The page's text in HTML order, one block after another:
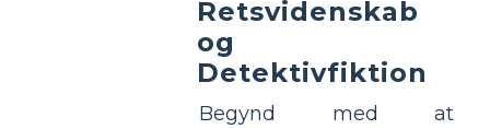
Retsvidenskab
og
Detektivfiktion
Begynd med at